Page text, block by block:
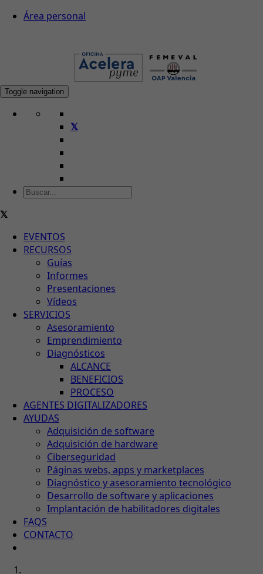
Área personal
Toggle navigation
EVENTOS
RECURSOS
Guías
Informes
Presentaciones
Vídeos
SERVICIOS
Asesoramiento
Emprendimiento
Diagnósticos
ALCANCE
BENEFICIOS
PROCESO
AGENTES DIGITALIZADORES
AYUDAS
Adquisición de software
Adquisición de hardware
Ciberseguridad
Páginas webs, apps y marketplaces
Diagnóstico y asesoramiento tecnológico
Desarrollo de software y aplicaciones
Implantación de habilitadores digitales
FAQS
CONTACTO